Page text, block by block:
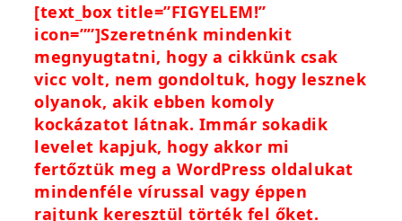
[text_box title=”FIGYELEM!”
icon=””]Szeretnénk mindenkit
megnyugtatni, hogy a cikkünk csak
vicc volt, nem gondoltuk, hogy lesznek
olyanok, akik ebben komoly
kockázatot látnak. Immár sokadik
levelet kapjuk, hogy akkor mi
fertőztük meg a WordPress oldalukat
mindenféle vírussal vagy éppen
rajtunk keresztül törték fel őket.